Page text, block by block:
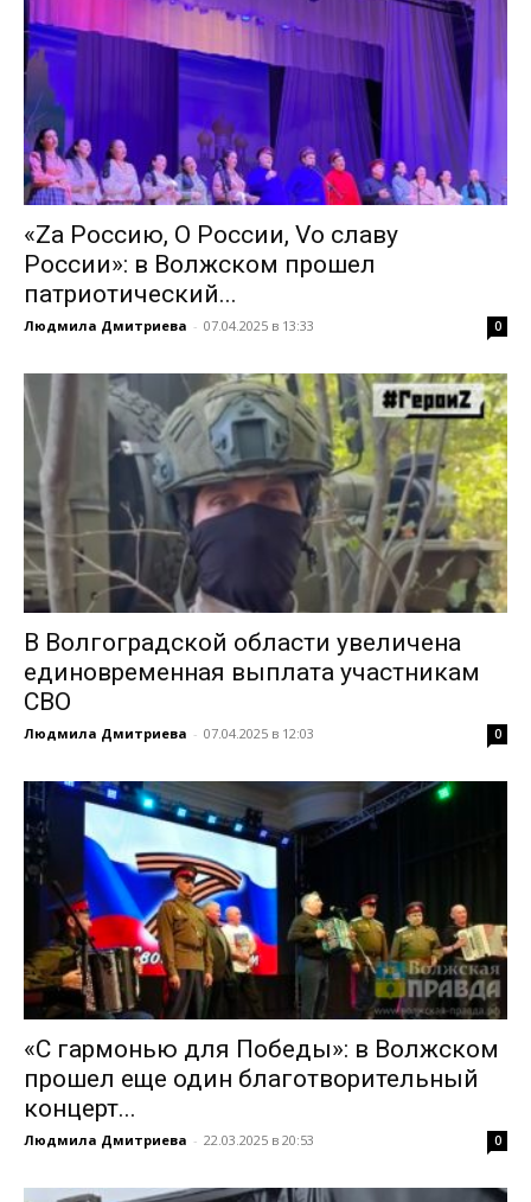
«Zа Россию, О России, Vo славу
России»: в Волжском прошел
патриотический...
Людмила Дмитриева - 07.04.2025 в 13:33 0
В Волгоградской области увеличена
единовременная выплата участникам
СВО
Людмила Дмитриева - 07.04.2025 в 12:03 0
«С гармонью для Победы»: в Волжском
прошел еще один благотворительный
концерт...
Людмила Дмитриева - 22.03.2025 в 20:53 0